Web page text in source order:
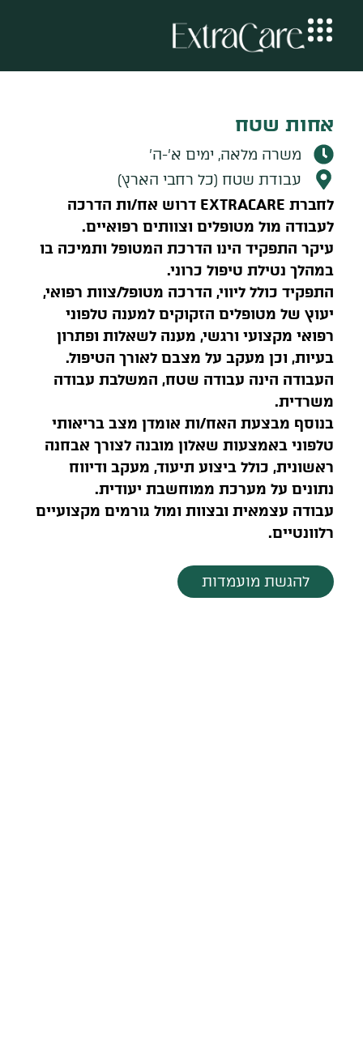
אחות שטח
משרה מלאה, ימים א’-ה’
עבודת שטח (כל רחבי הארץ)
לחברת EXTRACARE דרוש אח/ות הדרכה
לעבודה מול מטופלים וצוותים רפואיים.
עיקר התפקיד הינו הדרכת המטופל ותמיכה בו
במהלך נטילת טיפול כרוני.
התפקיד כולל ליווי, הדרכה מטופל/צוות רפואי,
יעוץ של מטופלים הזקוקים למענה טלפוני
רפואי מקצועי ורגשי, מענה לשאלות ופתרון
בעיות, וכן מעקב על מצבם לאורך הטיפול.
העבודה הינה עבודה שטח, המשלבת עבודה
משרדית.
בנוסף מבצעת האח/ות אומדן מצב בריאותי
טלפוני באמצעות שאלון מובנה לצורך אבחנה
ראשונית, כולל ביצוע תיעוד, מעקב ודיווח
נתונים על מערכת ממוחשבת יעודית.
עבודה עצמאית ובצוות ומול גורמים מקצועיים
רלוונטיים.
להגשת מועמדות